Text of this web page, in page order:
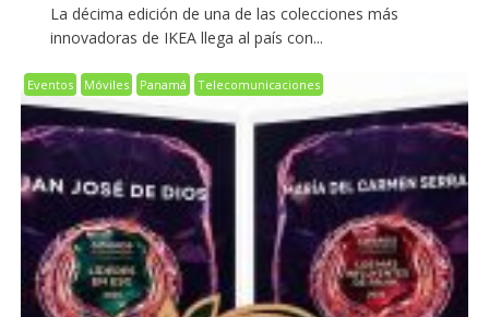
La décima edición de una de las colecciones más
innovadoras de IKEA llega al país con...
Eventos Móviles Panamá Telecomunicaciones